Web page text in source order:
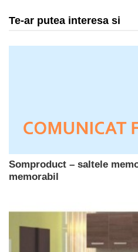
Te-ar putea interesa si
Somproduct – saltele
memorabil